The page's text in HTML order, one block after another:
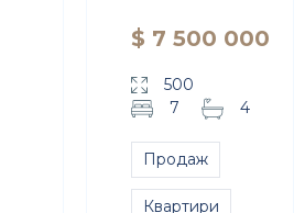
$ 7 500 000
500
7
4
Продаж
Квартири